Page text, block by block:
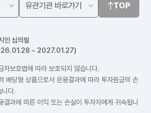
TOP
인 심의필
~ 2027.01.27)
자보호법에 따라 보호되지 않습니다.
배당형 상품으로서 운용결과에 따라 투자원금의 손
니다.
결과에 따른 이익 또는 손실이 투자자에게 귀속됩니